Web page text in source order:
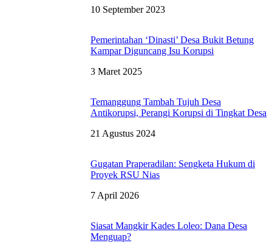
10 September 2023
Pemerintahan ‘Dinasti’ Desa Bukit Betung
Kampar Diguncang Isu Korupsi
3 Maret 2025
Temanggung Tambah Tujuh Desa
Antikorupsi, Perangi Korupsi di Tingkat Desa
21 Agustus 2024
Gugatan Praperadilan: Sengketa Hukum di
Proyek RSU Nias
7 April 2026
Siasat Mangkir Kades Loleo: Dana Desa
Menguap?